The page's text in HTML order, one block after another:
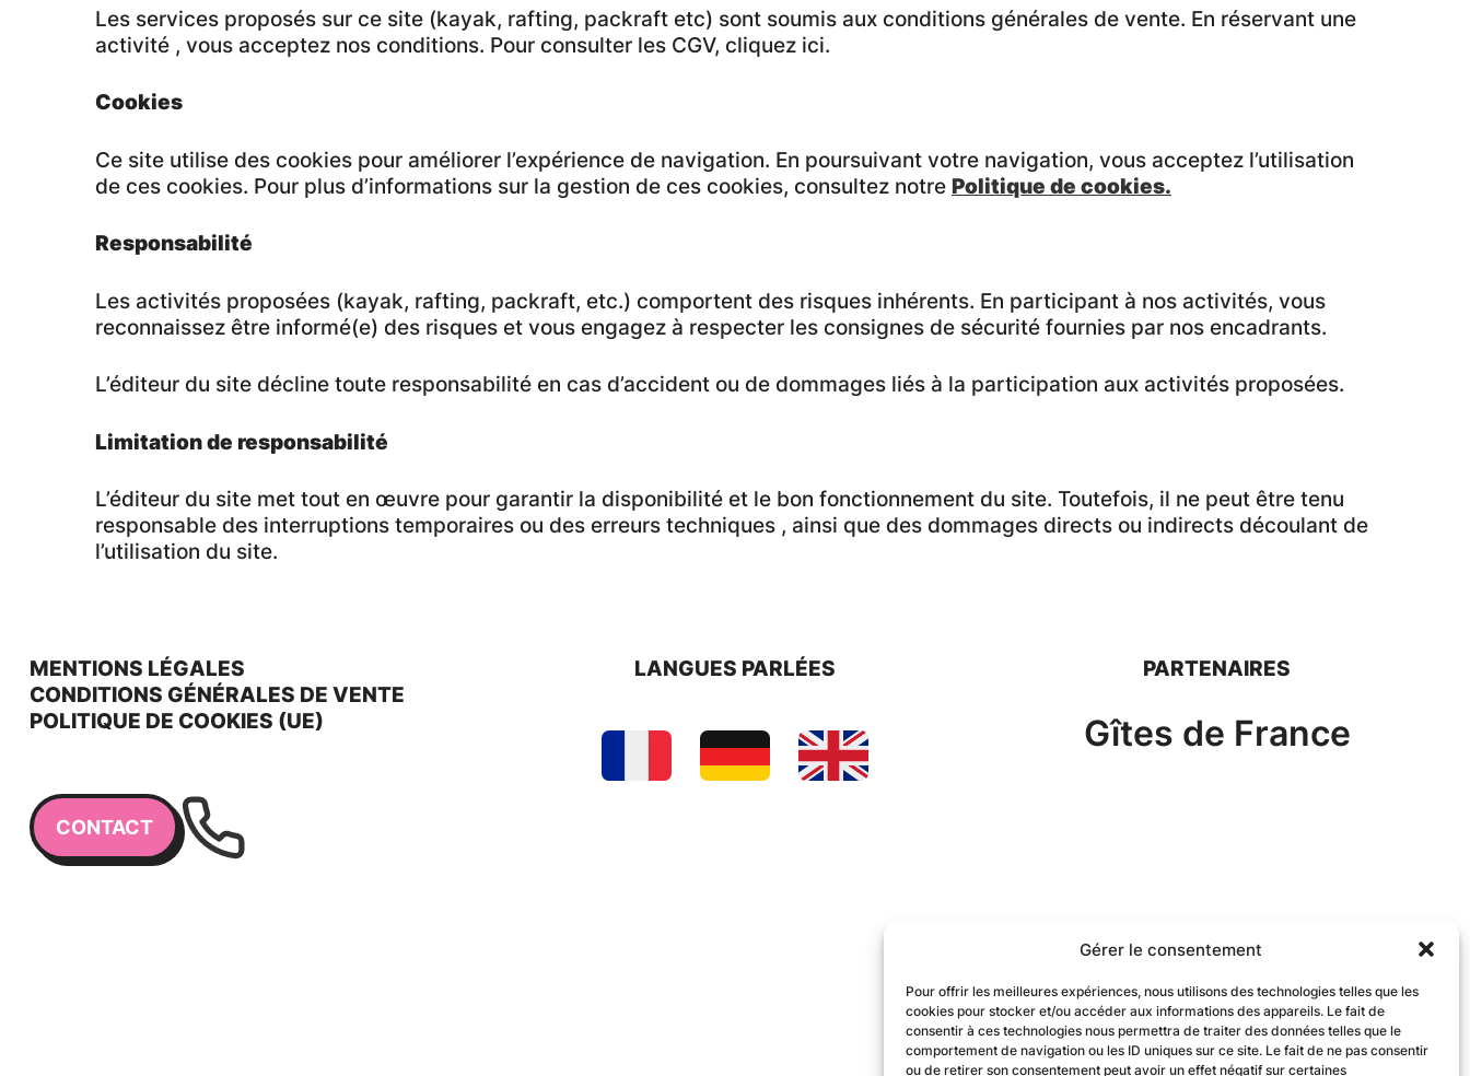
Gérer le consentement
Pour offrir les meilleures expériences, nous utilisons des technologies telles que les
cookies pour stocker et/ou accéder aux informations des appareils. Le fait de
consentir à ces technologies nous permettra de traiter des données telles que le
comportement de navigation ou les ID uniques sur ce site. Le fait de ne pas consentir
ou de retirer son consentement peut avoir un effet négatif sur certaines
Les services proposés sur ce site (kayak, rafting, packraft etc) sont soumis aux conditions générales de vente. En réservant une
activité , vous acceptez nos conditions. Pour consulter les CGV, cliquez ici.
Cookies
Ce site utilise des cookies pour améliorer l’expérience de navigation. En poursuivant votre navigation, vous acceptez l’utilisation
de ces cookies. Pour plus d’informations sur la gestion de ces cookies, consultez notre Politique de cookies.
Responsabilité
Les activités proposées (kayak, rafting, packraft, etc.) comportent des risques inhérents. En participant à nos activités, vous
reconnaissez être informé(e) des risques et vous engagez à respecter les consignes de sécurité fournies par nos encadrants.
L’éditeur du site décline toute responsabilité en cas d’accident ou de dommages liés à la participation aux activités proposées.
Limitation de responsabilité
L’éditeur du site met tout en œuvre pour garantir la disponibilité et le bon fonctionnement du site. Toutefois, il ne peut être tenu
responsable des interruptions temporaires ou des erreurs techniques , ainsi que des dommages directs ou indirects découlant de
l’utilisation du site.
MENTIONS LÉGALES
CONDITIONS GÉNÉRALES DE VENTE
POLITIQUE DE COOKIES (UE)
CONTACT
LANGUES PARLÉES PARTENAIRES
Gîtes de France